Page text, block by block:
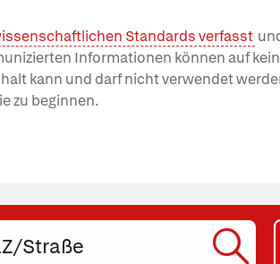
Standards verfasst
Informationen können auf
kann und darf nicht verwendet
zu beginnen.